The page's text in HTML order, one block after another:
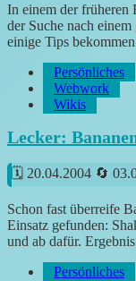
In einem der früheren
der Suche nach
einige Tips
Persönliches
Webwork
Wikis
Lecker:
20.04.2004
Schon fast überreife
Einsatz gefunden:
und ab dafür.
Persönliches